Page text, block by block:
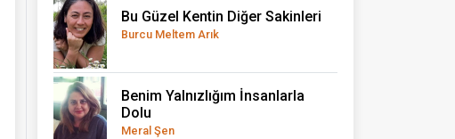
Bu Güzel Kentin Diğer Sakinleri
Burcu Meltem Arık
Benim Yalnızlığım İnsanlarla
Dolu
Meral Şen